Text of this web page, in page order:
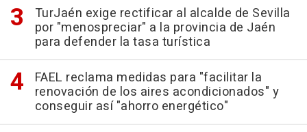
TurJaén exige rectificar al alcalde de Sevilla
por "menospreciar" a la provincia de Jaén
para defender la tasa turística
FAEL reclama medidas para "facilitar la
renovación de los aires acondicionados" y
conseguir así "ahorro energético"